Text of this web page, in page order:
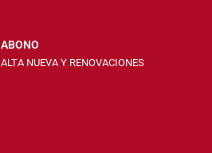
ABONO
ALTA NUEVA Y RENOVACIONES